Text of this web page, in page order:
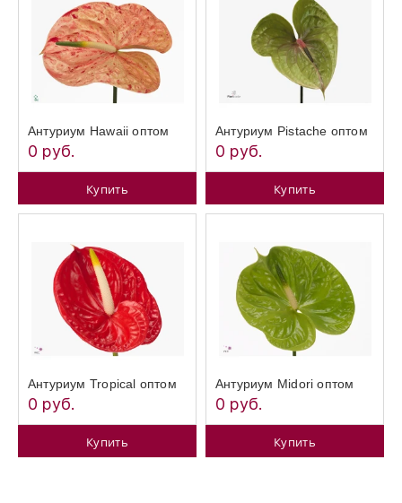
Антуриум Hawaii оптом
0 руб.
Купить
Антуриум Pistache оптом
0 руб.
Купить
Антуриум Tropical оптом
0 руб.
Купить
Антуриум Midori оптом
0 руб.
Купить